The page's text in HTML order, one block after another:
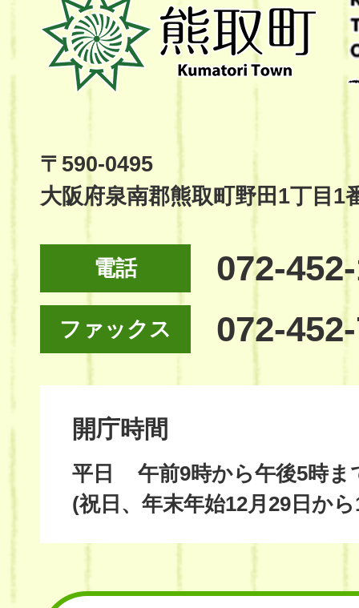
取
町
Kumatori
Site
〒590-0495
大阪府泉南郡熊取町野田1丁目1
電話 072-
ファックス 072-
開庁時間
平日
午前9時から午後5時ま
(祝日、年末年始12月29日か